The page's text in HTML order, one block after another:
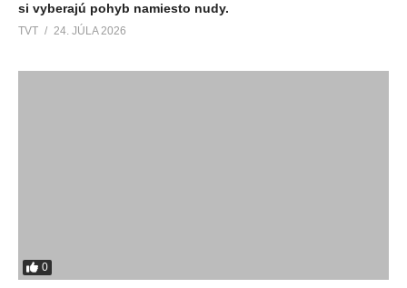
si vyberajú pohyb namiesto nudy.
TVT 24. JÚLA 2026
0